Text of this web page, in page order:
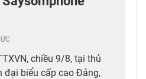
chiều 9/8, tại thủ
đại biểu cấp cao Đảng,